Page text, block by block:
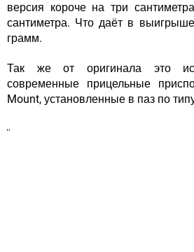
версия короче на три
сантиметра. Что даёт в
грамм.
Так же от оригинала это
современные прицельные
Mount, установленные в паз по